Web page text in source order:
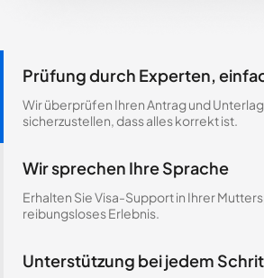
Prüfung durch Experten,
Wir überprüfen Ihren Antrag und
sicherzustellen, dass alles korrekt ist.
Wir sprechen Ihre Sprache
Erhalten Sie Visa-Support in Ihrer
reibungsloses Erlebnis.
Unterstützung bei jedem